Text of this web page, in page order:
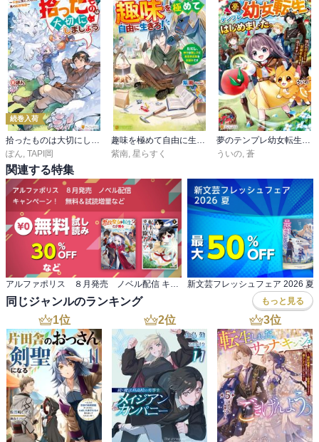
続巻入荷
拾ったものは大切にしましょう ～子狼に気に入られた男の転移物語～
ぽん, TAPI岡
趣味を極めて自由に生きろ！ ただし、神々は愛し子に異世界改革をお望みです
紫南, 星らすく
夢のテンプレ幼女転生、はじめました。 憧れののんびり冒険者生活を送ります
ういの, 蒼
関連する特集
アルファポリス ８月発売 ノベル配信 キャンペーン！ 無料＆試読増量など 新文芸フレッシュフェア 2026 夏
同じジャンルのランキング もっと見る
1位 2位 3位